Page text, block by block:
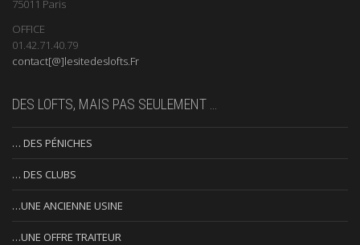
75011 Paris
OFFICE
01.42.71.40.79
contact[@]lesitedeslofts.Fr
DES LOFTS, MAIS PAS SEULEMENT …
… DES PÉNICHES
… DES CLUBS
…UNE ANCIENNE USINE
…UNE OFFRE TRAITEUR